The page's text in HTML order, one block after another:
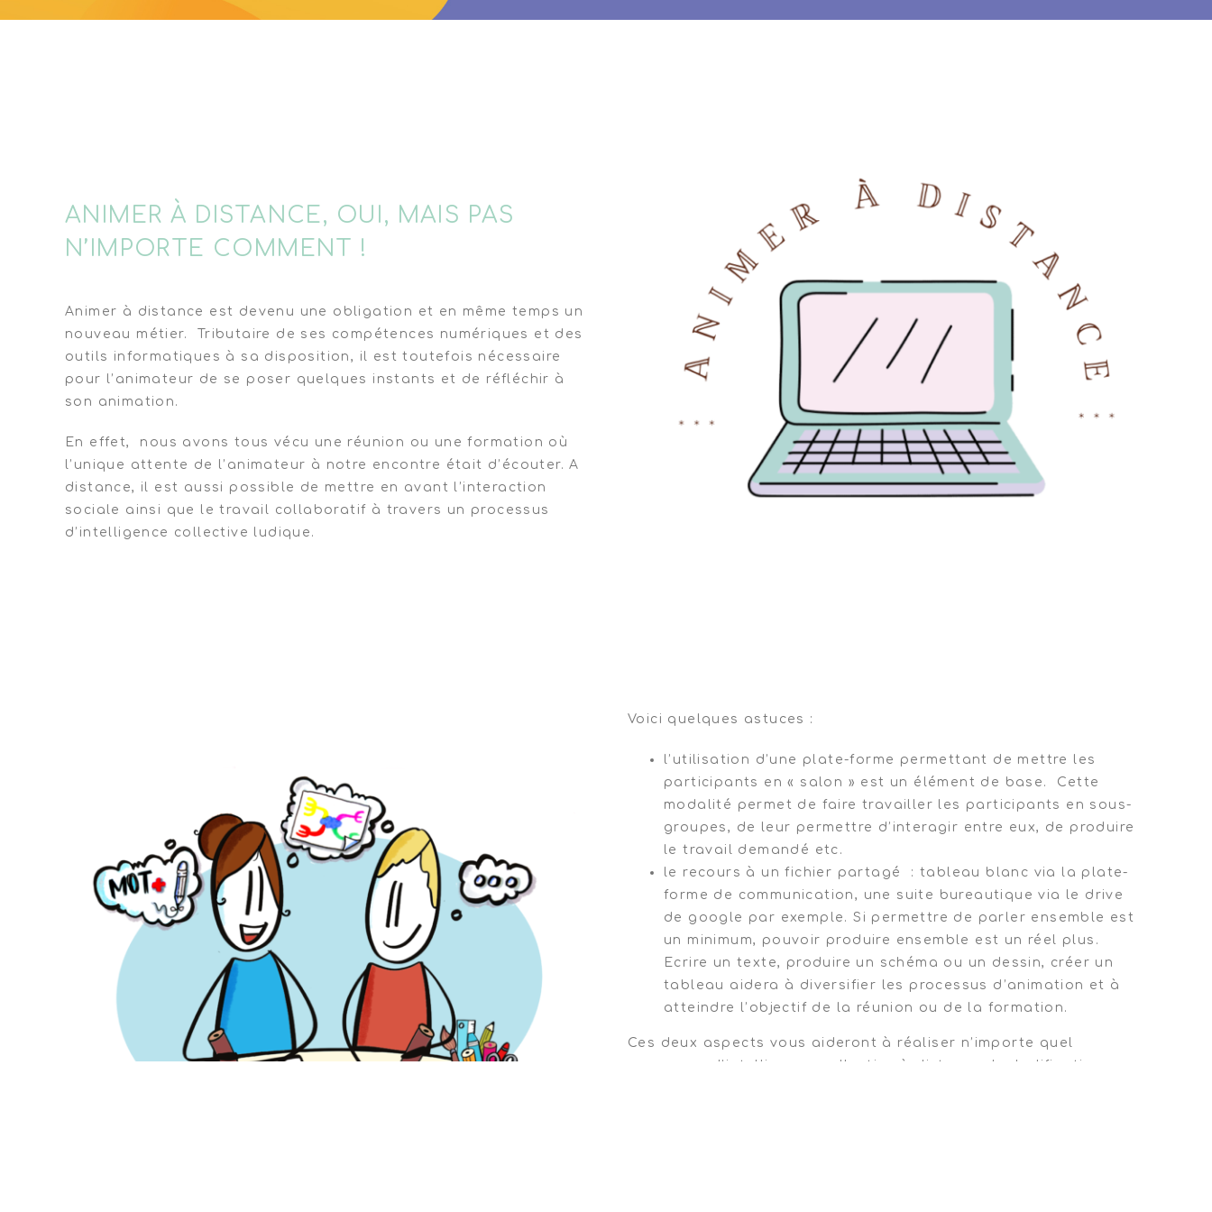
ANIMER À DISTANCE, OUI, MAIS PAS
N’IMPORTE COMMENT !
Animer à distance est devenu une obligation et en même temps un
nouveau métier. Tributaire de ses compétences numériques et des
outils informatiques à sa disposition, il est toutefois nécessaire
pour l’animateur de se poser quelques instants et de réfléchir à
son animation.
En effet, nous avons tous vécu une réunion ou une formation où
l’unique attente de l’animateur à notre encontre était d’écouter. A
distance, il est aussi possible de mettre en avant l’interaction
sociale ainsi que le travail collaboratif à travers un processus
d’intelligence collective ludique.
Voici quelques astuces :
l’utilisation d’une plate-forme permettant de mettre les
participants en « salon » est un élément de base. Cette
modalité permet de faire travailler les participants en sous-
groupes, de leur permettre d’interagir entre eux, de produire
le travail demandé etc.
le recours à un fichier partagé : tableau blanc via la plate-
forme de communication, une suite bureautique via le drive
de google par exemple. Si permettre de parler ensemble est
un minimum, pouvoir produire ensemble est un réel plus.
Ecrire un texte, produire un schéma ou un dessin, créer un
tableau aidera à diversifier les processus d’animation et à
atteindre l’objectif de la réunion ou de la formation.
Ces deux aspects vous aideront à réaliser n’importe quel
processus d’intelligence collective à distance. La ludification que